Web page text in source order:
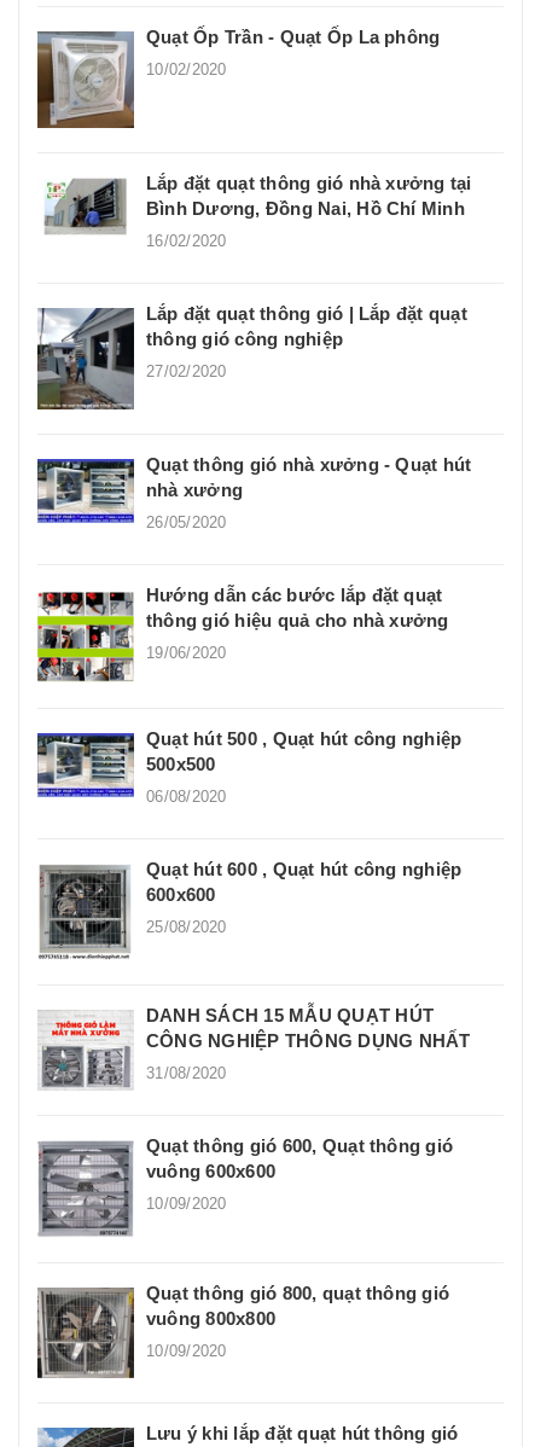
Quạt Ốp Trần - Quạt Ốp La phông
10/02/2020
Lắp đặt quạt thông gió nhà xưởng tại
Bình Dương, Đồng Nai, Hồ Chí Minh
16/02/2020
Lắp đặt quạt thông gió | Lắp đặt quạt
thông gió công nghiệp
27/02/2020
Quạt thông gió nhà xưởng - Quạt hút
nhà xưởng
26/05/2020
Hướng dẫn các bước lắp đặt quạt
thông gió hiệu quả cho nhà xưởng
19/06/2020
Quạt hút 500 , Quạt hút công nghiệp
500x500
06/08/2020
Quạt hút 600 , Quạt hút công nghiệp
600x600
25/08/2020
DANH SÁCH 15 MẪU QUẠT HÚT
CÔNG NGHIỆP THÔNG DỤNG NHẤT
31/08/2020
Quạt thông gió 600, Quạt thông gió
vuông 600x600
10/09/2020
Quạt thông gió 800, quạt thông gió
vuông 800x800
10/09/2020
Lưu ý khi lắp đặt quạt hút thông gió